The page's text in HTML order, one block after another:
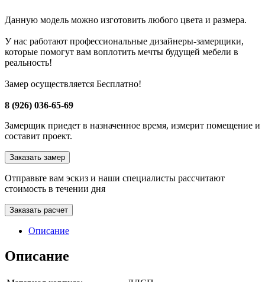
Данную модель можно изготовить любого цвета и размера.
У нас работают профессиональные дизайнеры-замерщики,
которые помогут вам воплотить мечты будущей мебели в
реальность!
Замер осуществляется Бесплатно!
8 (926) 036-65-69
Замерщик приедет в назначенное время, измерит помещение и
составит проект.
Заказать замер
Отправьте вам эскиз и наши специалисты рассчитают
стоимость в течении дня
Заказать расчет
Описание
Описание